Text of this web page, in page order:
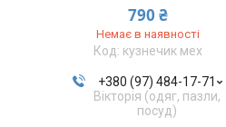
790 ₴
Немає в наявності
кузнечик мех
+380 (97) 484-17-71
Вікторія (одяг, пазли,
посуд)